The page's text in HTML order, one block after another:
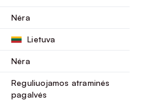
Nėra
Lietuva
Nėra
Reguliuojamos atraminės
pagalvės